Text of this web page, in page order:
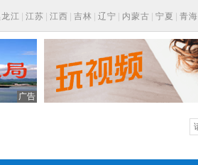
江 江苏 江西 吉林 辽宁 内蒙古 宁夏 青海
广告